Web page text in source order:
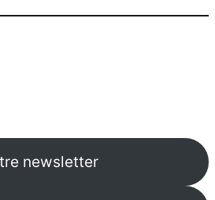
newsletter